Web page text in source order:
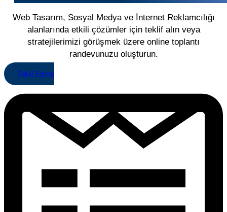
Web Tasarım, Sosyal Medya ve İnternet Reklamcılığı
alanlarında etkili çözümler için teklif alın veya
stratejilerimizi görüşmek üzere online toplantı
randevunuzu oluşturun.
Teklif Formu